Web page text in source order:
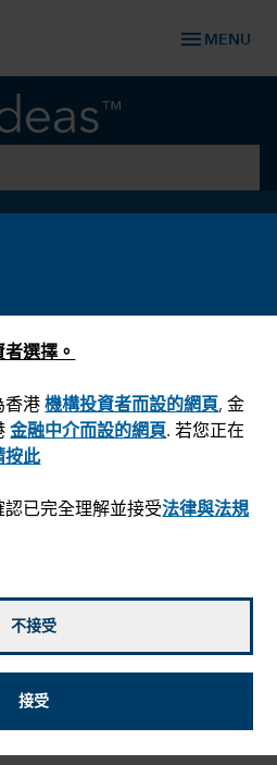
選擇。
香港機構投資者而設的網頁, 金
金融中介而設的網頁. 若您正在
按此
已完全理解並接受法律與法規
不接受
接受
menu MENU
普的重商主義